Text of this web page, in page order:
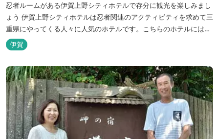
忍者ルームがある伊賀上野シティホテルで存分に観光を楽しみまし
ょう 伊賀上野シティホテルは忍者関連のアクティビティを求めて三
重県にやってくる人々に人気のホテルです。こちらのホテルには、
忍者の内装が施された部屋がいくつかあります。壁紙からトイレッ
トペーパーに至るまで、忍者に関連したデザインモチーフがあしら
われています。 伊賀上野城や伊賀流忍者博物館から徒歩わずか10
分の位置にあるこのホテ...
伊賀